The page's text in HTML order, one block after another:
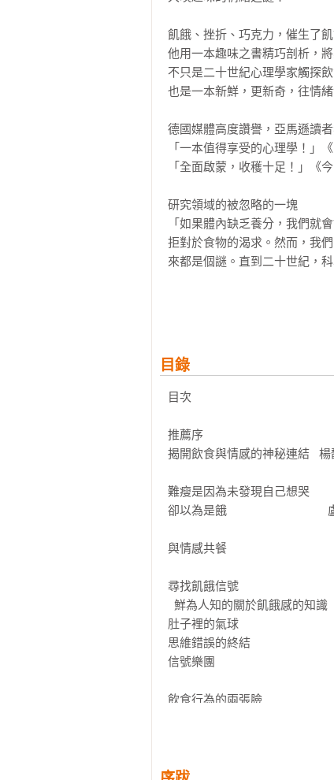
飢餓、挫折、巧克力，催生了
他用一本趣味之書精巧剖析，
不只是二十世紀心理學家觸探
也是一本新鮮，更新奇，往情
德國媒體高度讚譽，亞馬遜讀者
「一本值得享受的心理學！」
「全面啟蒙，收穫十足！」《
研究領域的被忽略的一塊
「如果體內缺乏養分，我們就
拒對於食物的渴求。然而，我
來都是個謎。直到二十世紀，
作者結合有意思的研究案例，
飲食解謎的研究，告訴讀者飲
下手吧。
本書跳脫傳統的專業書寫，用
麼觸發飢餓信號，童年與成年
習處理情感的替代方法！一部值
藉助同時也顧及飲食的情感世
本書特色
•	先理解再提供改善方法，實用指南。
•	文筆生動，知性與趣味兼顧。
•	有趣又深入，非傳統科普書寫法，聆聽你的身心靈。
各方媒體推薦
目錄
目次
推薦序
揭開飲食與情感的神秘連結   楊
難瘦是因為未發現自己想哭
卻以為是餓
與情感共餐
尋找飢餓信號
肚子裡的氣球
思維錯誤的終結
信號樂團
飲食行為的兩張臉
飲食的內在世界與外在世界